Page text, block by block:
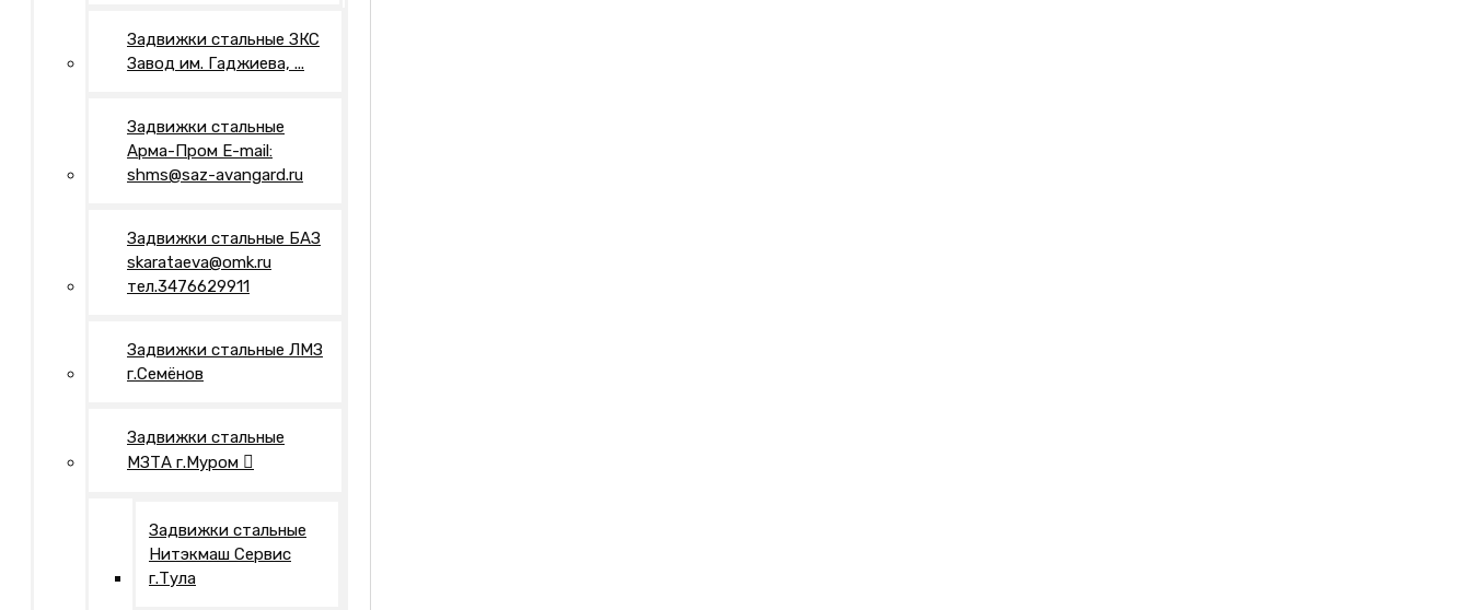
Задвижки стальные ЗКС
Завод им. Гаджиева, ...
Задвижки стальные
Арма-Пром E-mail:
shms@saz-avangard.ru
Задвижки стальные БАЗ
skarataeva@omk.ru
тел.3476629911
Задвижки стальные ЛМЗ
г.Семёнов
Задвижки стальные
МЗТА г.Муром
Задвижки стальные
Нитэкмаш Сервис
г.Тула